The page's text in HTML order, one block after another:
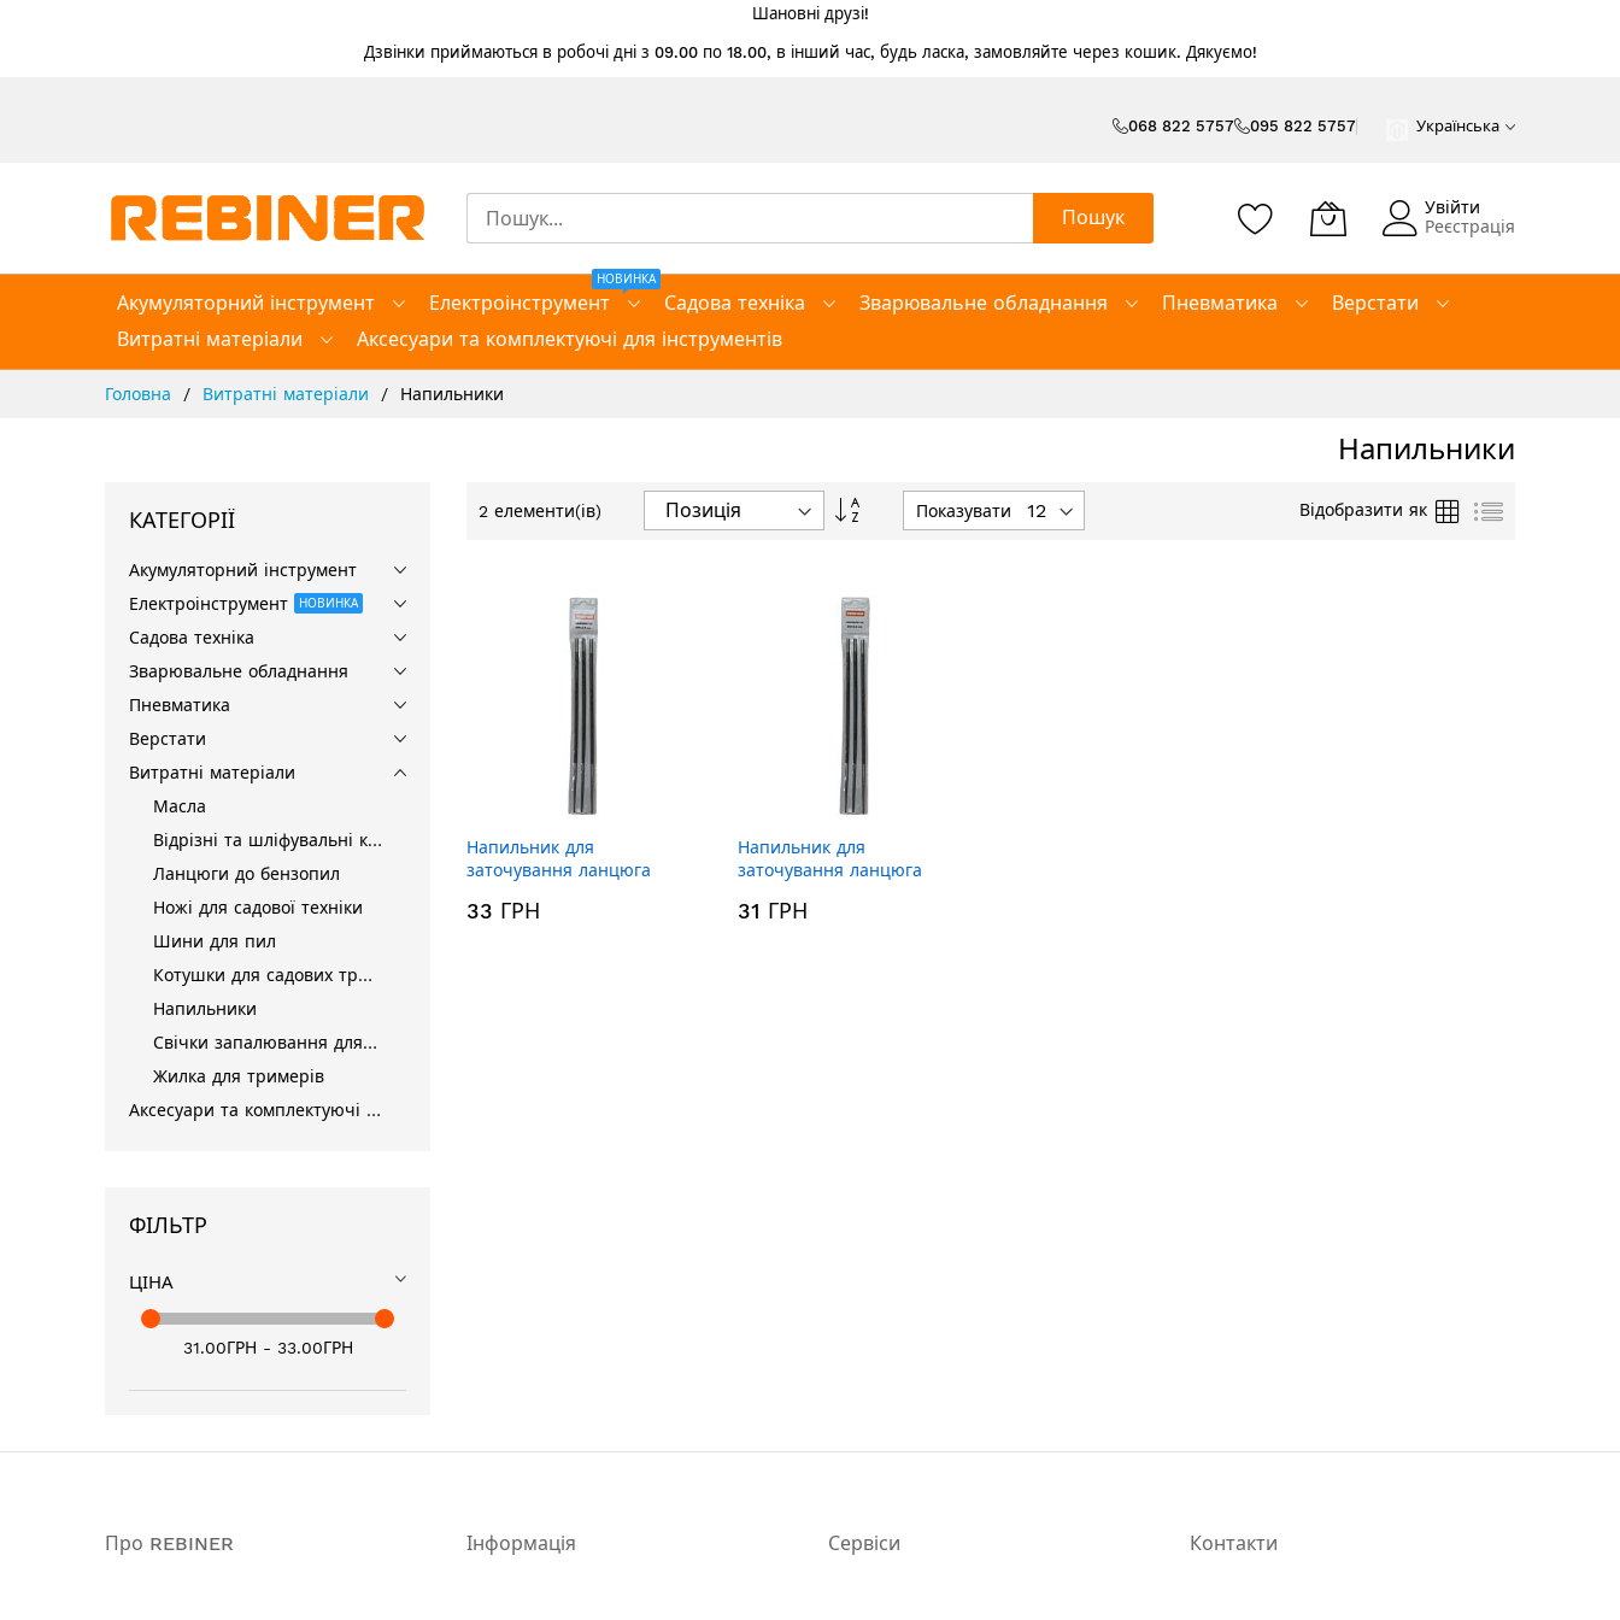
Шановні друзі!
Дзвінки приймаються в робочі дні з 09.00 по 18.00, в інший час, будь ласка, замовляйте через кошик. Дякуємо!
068 822 5757 095 822 5757 Українська
Пошук
Увійти
Реєстрація
Акумуляторний інструмент Електроінструмент
НОВИНКА
Садова техніка Зварювальне обладнання Пневматика
Верстати
Витратні матеріали
Аксесуари та комплектуючі для інструментів
Головна Витратні матеріали Напильники
Напильники
2 елементи(ів)
СортуватиПоказувати Відобразити як ТаблицяСписок
Напильник для
заточування ланцюга
33 ГРН
Напильник для
заточування ланцюга
31 ГРН
КАТЕГОРІЇ
Акумуляторний інструмент
Електроінструмент
НОВИНКА
Садова техніка
Зварювальне обладнання
Пневматика
Верстати
Витратні матеріали
Масла
Відрізні та шліфувальні круги
Ланцюги до бензопил
Ножі для садової техніки
Шини для пил
Котушки для садових тримерів
Напильники
Свічки запалювання для бензопил / бензотримерів
Жилка для тримерів
Аксесуари та комплектуючі для інструментів
ФІЛЬТР
ЦІНА
31.00ГРН - 33.00ГРН
Про REBINER Інформація Сервіси Контакти